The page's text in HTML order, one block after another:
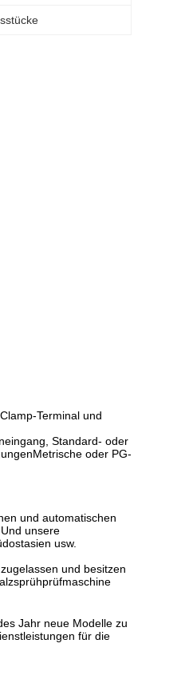
Terminal und
Standard- oder
oder PG-
und automatischen
unsere
usw.
und besitzen
Jahr neue Modelle zu
für die